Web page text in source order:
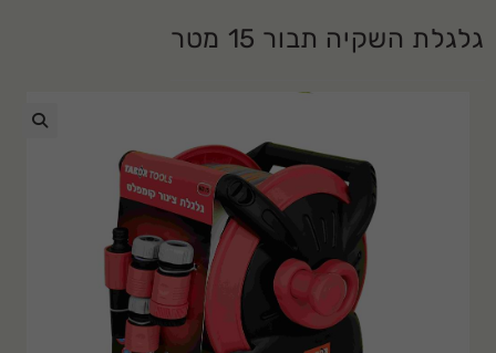
גלגלת השקיה תבור 15 מטר